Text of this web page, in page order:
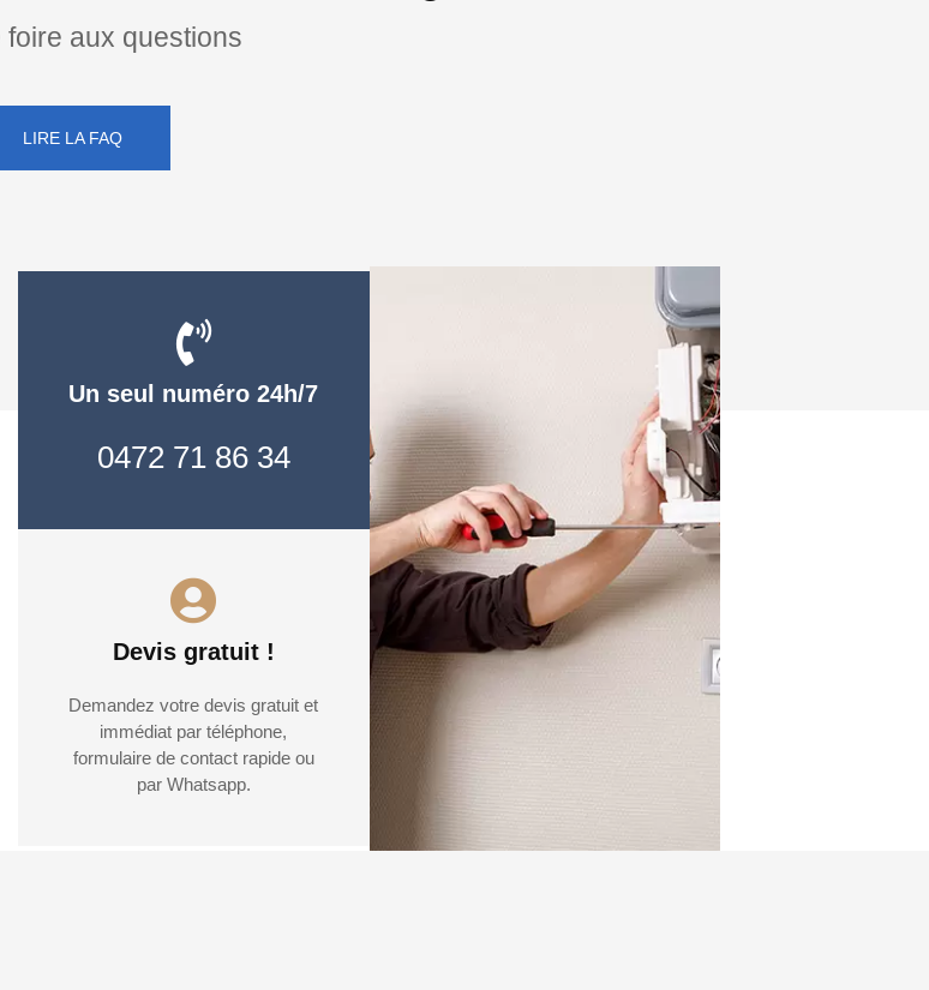
aux questions
LIRE LA FAQ
Un seul numéro 24h/7
0472 71 86 34
Devis gratuit !
Demandez votre devis gratuit et
immédiat par téléphone,
formulaire de contact rapide ou
par Whatsapp.